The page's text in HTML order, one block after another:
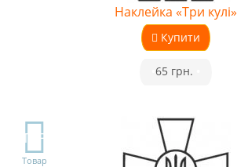
Наклейка «Три кулі»
Купити
65 грн.
TOP
Товар